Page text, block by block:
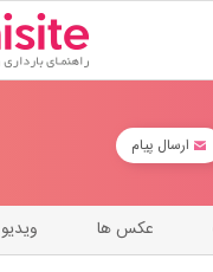
ارسال پیام
عکس ها